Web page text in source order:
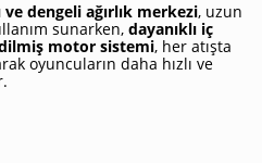
dengeli ağırlık merkezi, uzun
sunarken, dayanıklı iç
motor sistemi, her atışta
oyuncuların daha hızlı ve